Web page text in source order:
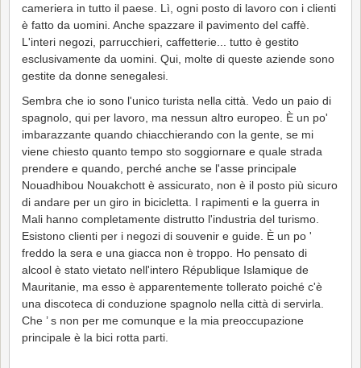
cameriera in tutto il paese. Lì, ogni posto di lavoro con i clienti
è fatto da uomini. Anche spazzare il pavimento del caffè.
L'interi negozi, parrucchieri, caffetterie... tutto è gestito
esclusivamente da uomini. Qui, molte di queste aziende sono
gestite da donne senegalesi.
Sembra che io sono l'unico turista nella città. Vedo un paio di
spagnolo, qui per lavoro, ma nessun altro europeo. È un po'
imbarazzante quando chiacchierando con la gente, se mi
viene chiesto quanto tempo sto soggiornare e quale strada
prendere e quando, perché anche se l'asse principale
Nouadhibou Nouakchott è assicurato, non è il posto più sicuro
di andare per un giro in bicicletta. I rapimenti e la guerra in
Mali hanno completamente distrutto l'industria del turismo.
Esistono clienti per i negozi di souvenir e guide. È un po '
freddo la sera e una giacca non è troppo. Ho pensato di
alcool è stato vietato nell'intero République Islamique de
Mauritanie, ma esso è apparentemente tollerato poiché c'è
una discoteca di conduzione spagnolo nella città di servirla.
Che ’ s non per me comunque e la mia preoccupazione
principale è la bici rotta parti.